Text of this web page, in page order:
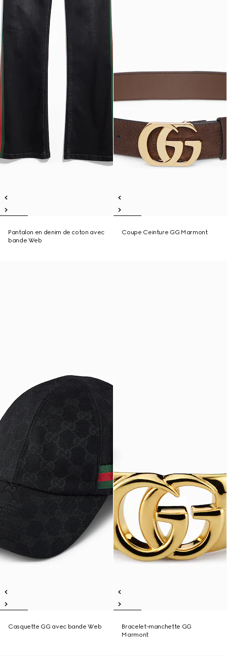
Pantalon en denim de coton avec
bande Web
Coupe Ceinture GG Marmont
Casquette GG avec bande Web
Bracelet-manchette GG
Marmont